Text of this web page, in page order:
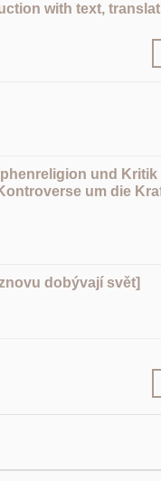
with text,
und Kritik
um die
dobývají svět]